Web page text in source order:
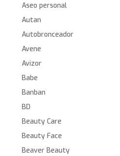
Aseo personal
Autan
Autobronceador
Avene
Avizor
Babe
Banban
BD
Beauty Care
Beauty Face
Beaver Beauty